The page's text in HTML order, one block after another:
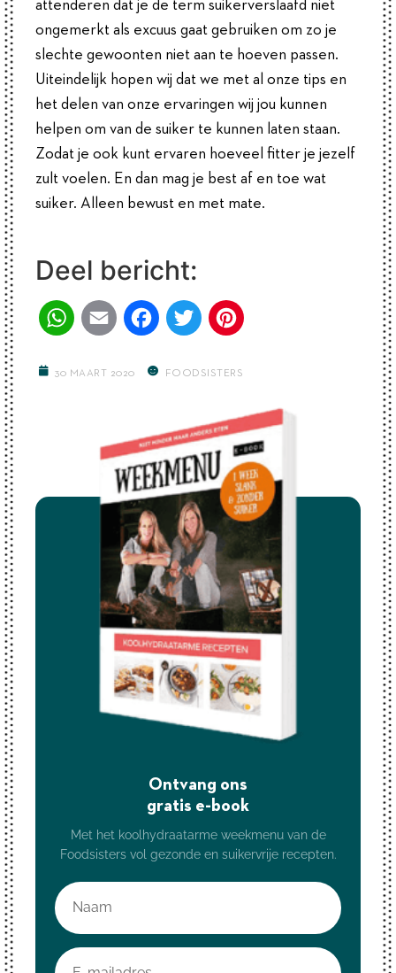
attenderen dat je de term suikerverslaafd niet
ongemerkt als excuus gaat gebruiken om zo je
slechte gewoonten niet aan te hoeven passen.
Uiteindelijk hopen wij dat we met al onze tips en
het delen van onze ervaringen wij jou kunnen
helpen om van de suiker te kunnen laten staan.
Zodat je ook kunt ervaren hoeveel fitter je jezelf
zult voelen. En dan mag je best af en toe wat
suiker. Alleen bewust en met mate.
Deel bericht:
WhatsApp
Email FacebookTwitter
30 MAART 2020 FOODSISTERS
Ontvang ons
gratis e-book
Met het koolhydraatarme weekmenu van de
Foodsisters vol gezonde en suikervrije recepten.